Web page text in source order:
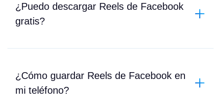
¿Puedo descargar Reels de Facebook
gratis?
¿Cómo guardar Reels de Facebook en
mi teléfono?